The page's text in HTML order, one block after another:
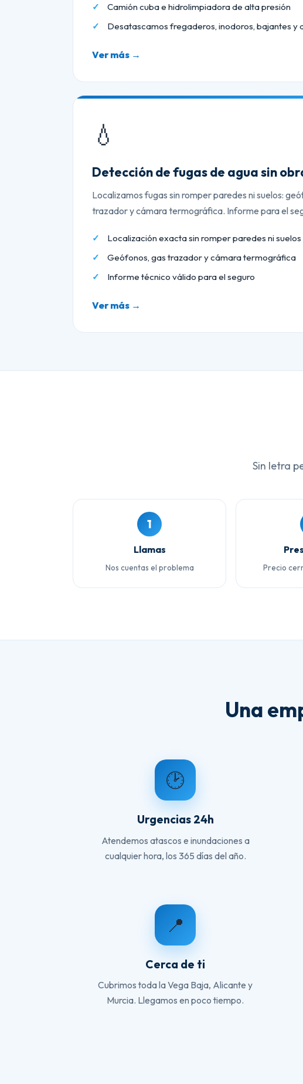
Camión cuba e hidrolimpiadora de alta presión
Desatascamos fregaderos, inodoros, bajantes y
Ver más →
💧
Detección de fugas de agua sin
Localizamos fugas sin romper paredes ni suelos:
trazador y cámara termográfica. Informe para el
Localización exacta sin romper paredes ni suelos
Geófonos, gas trazador y cámara termográfica
Informe técnico válido para el seguro
Ver más →
Sin letra
1
Llamas
Nos cuentas el problema Precio
Una
🕑
Urgencias 24h
Atendemos atascos e inundaciones a
cualquier hora, los 365 días del año.
📍
Cerca de ti
Cubrimos toda la Vega Baja, Alicante y
Murcia. Llegamos en poco tiempo.